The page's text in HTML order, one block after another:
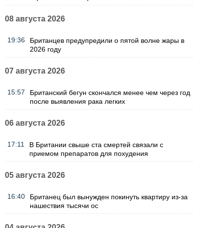
08 августа 2026
19:36
Британцев предупредили о пятой волне жары в
2026 году
07 августа 2026
15:57
Британский бегун скончался менее чем через год
после выявления рака легких
06 августа 2026
17:11
В Британии свыше ста смертей связали с
приемом препаратов для похудения
05 августа 2026
16:40
Британец был вынужден покинуть квартиру из-за
нашествия тысячи ос